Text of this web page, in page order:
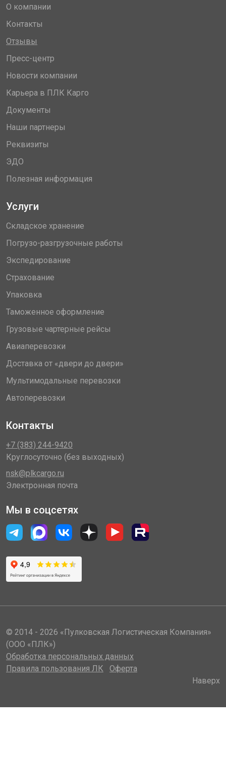
О компании
Контакты
Отзывы
Пресс-центр
Новости компании
Карьера в ПЛК Карго
Документы
Наши партнеры
Реквизиты
ЭДО
Полезная информация
Услуги
Складское хранение
Погрузо-разгрузочные работы
Экспедирование
Страхование
Упаковка
Таможенное оформление
Грузовые чартерные рейсы
Авиаперевозки
Доставка от «двери до двери»
Мультимодальные перевозки
Автоперевозки
Контакты
+7 (383) 244-9420
Круглосуточно (без выходных)
nsk@plkcargo.ru
Электронная почта
Мы в соцсетях
© 2014 - 2026 «Пулковская Логистическая Компания»
(ООО «ПЛК»)
Обработка персональных данных
Правила пользования ЛК
Оферта
Наверх